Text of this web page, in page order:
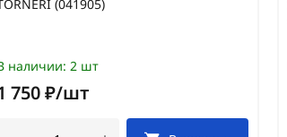
(041905)
наличии: 2 шт
750 ₽/шт